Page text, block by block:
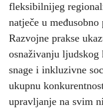
fleksibilnijeg
natječe u
Razvojne prakse
osnaživanju ljudskog
snage i inkluzivne
ukupnu
upravljanje na svim